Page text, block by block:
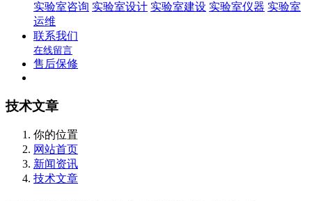
实验室咨询 实验室设计 实验室建设 实验室仪器 实验室
运维
联系我们
在线留言
售后保修
技术文章
你的位置
网站首页
新闻资讯
技术文章